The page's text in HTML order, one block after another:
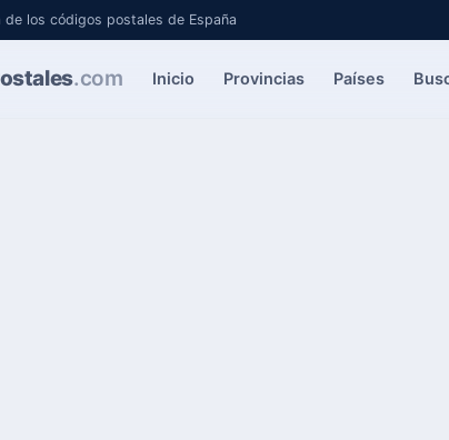
los códigos postales de España
.com Inicio Provincias Países